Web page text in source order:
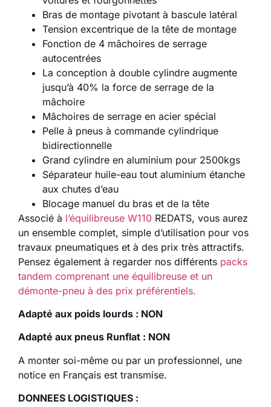
Bras de montage pivotant à bascule latéral
Tension excentrique de la tête de montage
Fonction de 4 mâchoires de serrage
autocentrées
La conception à double cylindre augmente
jusqu’à 40% la force de serrage de la
mâchoire
Mâchoires de serrage en acier spécial
Pelle à pneus à commande cylindrique
bidirectionnelle
Grand cylindre en aluminium pour 2500kgs
Séparateur huile-eau tout aluminium étanche
aux chutes d’eau
Blocage manuel du bras et de la tête
Associé à l’équilibreuse W110 REDATS, vous aurez
un ensemble complet, simple d’utilisation pour vos
travaux pneumatiques et à des prix très attractifs.
Pensez également à regarder nos différents packs
tandem comprenant une équilibreuse et un
démonte-pneu à des prix préférentiels.
Adapté aux poids lourds : NON
Adapté aux pneus Runflat : NON
A monter soi-même ou par un professionnel, une
notice en Français est transmise.
DONNEES LOGISTIQUES :